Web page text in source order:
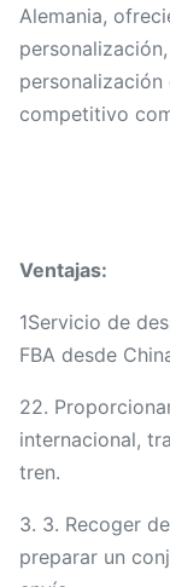
Alemania,
personalización
competitivo
Ventajas:
1Servicio de
FBA desde
22.
internacional,
tren.
3. 3. Recoger
preparar un